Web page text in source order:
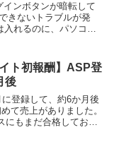
インボタンが暗転して
きないトラブルが発
入れるのに、パソコン
までの体験談をお届け
ト初報酬】ASP登
後
登録して、約6か月後
て売上がありました。
にもまだ合格しており